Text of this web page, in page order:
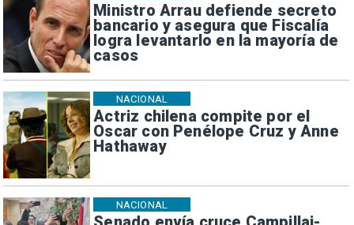
Ministro Arrau defiende secreto
bancario y asegura que Fiscalía
logra levantarlo en la mayoría de
casos
Actriz chilena compite por el
Oscar con Penélope Cruz y Anne
Hathaway
NACIONAL
NACIONAL